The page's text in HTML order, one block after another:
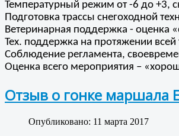
Температурный режим от -6 до +3,
Подготовка трассы снегоходной
Ветеринарная поддержка - оценка
Тех. поддержка на протяжении
Соблюдение регламента,
Оценка всего мероприятия –
Отзыв о гонке маршала
Опубликовано: 11 марта 2017